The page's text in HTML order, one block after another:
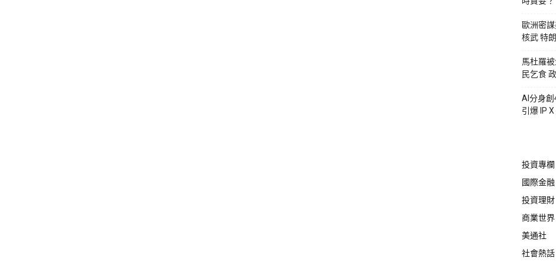
歐洲密
核武 特
馬杜羅
民乞食
AI分身
引爆 IP
投資專欄
國際金融
投資理財
商業世界
美通社
社會熱話